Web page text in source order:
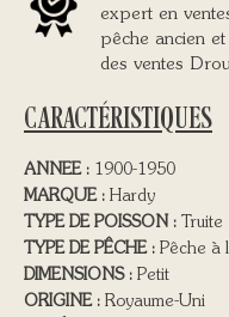
expert en
pêche ancien
des ventes
CARACTÉRISTIQUES
ANNEE : 1900-1950
MARQUE : Hardy
TYPE DE POISSON : Truite
TYPE DE PÊCHE : Pêche à
DIMENSIONS : Petit
ORIGINE : Royaume-Uni